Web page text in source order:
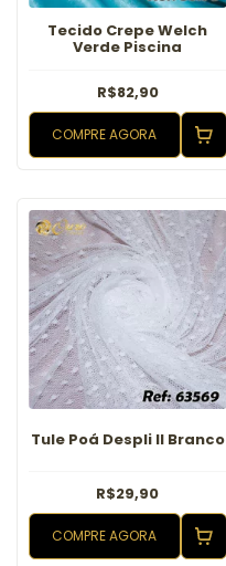
Tecido Crepe Welch
Verde Piscina
R$82,90
COMPRE AGORA
Tule Poá Despli II Branco
R$29,90
COMPRE AGORA